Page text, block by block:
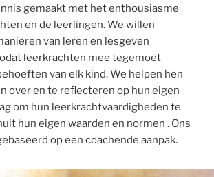
gemaakt met het enthousiasme
en de leerlingen. We willen
van leren en lesgeven
leerkrachten mee tegemoet
van elk kind. We helpen hen
over en te reflecteren op hun eigen
om hun leerkrachtvaardigheden te
hun eigen waarden en normen . Ons
op een coachende aanpak.